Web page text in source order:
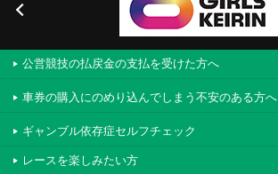
公営競技の払戻金の支払を受けた方へ
車券の購入にのめり込んでしまう不安のある方へ
ギャンブル依存症セルフチェック
レースを楽しみたい方